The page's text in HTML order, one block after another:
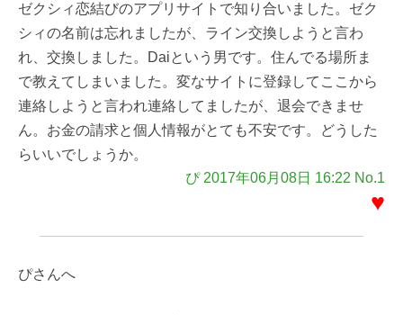
ゼクシィ恋結びのアプリサイトで知り合いました。ゼク
シィの名前は忘れましたが、ライン交換しようと言わ
れ、交換しました。Daiという男です。住んでる場所ま
で教えてしまいました。変なサイトに登録してここから
連絡しようと言われ連絡してましたが、退会できませ
ん。お金の請求と個人情報がとても不安です。どうした
らいいでしょうか。
ぴ 2017年06月08日 16:22 No.1
♥
ぴさんへ